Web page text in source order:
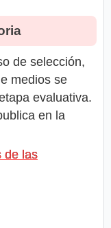
de selección,
medios se
evaluativa.
en la
de las